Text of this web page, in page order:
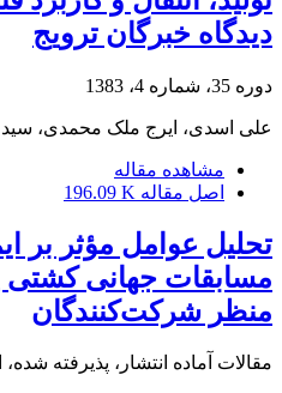
دیدگاه خبرگان ترویج
دوره 35، شماره 4، 1383
علی اسدی، ایرج ملک محمدی،
مشاهده مقاله
اصل مقاله 196.09 K
تحلیل عوامل مؤثر بر
منظر شرکت‌کنندگان
مقالات آماده انتشار، پذیرفته شده،